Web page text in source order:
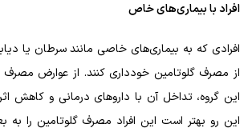
افراد با بیماری‌های خاص
افرادی که به بیماری‌های خاصی مانند سرطان یا
از مصرف گلوتامین خودداری کنند. از عوارض مصرف
این گروه، تداخل آن با داروهای درمانی و کاهش
این رو بهتر است این افراد مصرف گلوتامین را به